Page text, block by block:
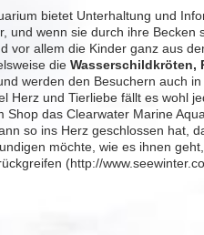
bietet Unterhaltung und
und wenn sie durch ihre Becken
vor allem die Kinder ganz aus
die Wasserschildkröten,
werden den Besuchern auch
Herz und Tierliebe fällt es wohl
Shop das Clearwater Marine
so ins Herz geschlossen hat,
möchte, wie es ihnen
(http://